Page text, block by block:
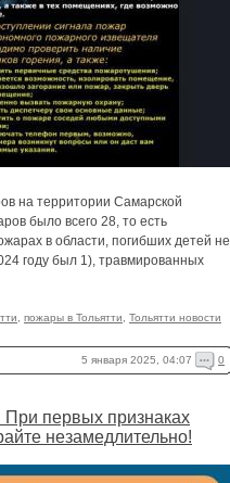
на территории Самарской
было всего 28, то есть
в области, погибших детей не
году был 1), травмированных
пожары в Тольятти Тольятти новости
5 января 2025, 04:07 0
первых признаках
незамедлительно!